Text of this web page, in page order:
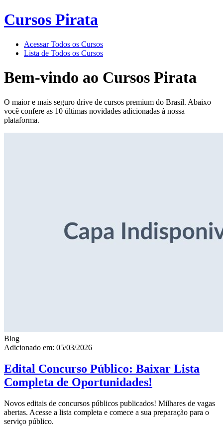
Cursos Pirata
Acessar Todos os Cursos
Lista de Todos os Cursos
Bem-vindo ao Cursos Pirata
O maior e mais seguro drive de cursos premium do Brasil. Abaixo
você confere as 10 últimas novidades adicionadas à nossa
plataforma.
Blog
Adicionado em: 05/03/2026
Edital Concurso Público: Baixar Lista
Completa de Oportunidades!
Novos editais de concursos públicos publicados! Milhares de vagas
abertas. Acesse a lista completa e comece a sua preparação para o
serviço público.